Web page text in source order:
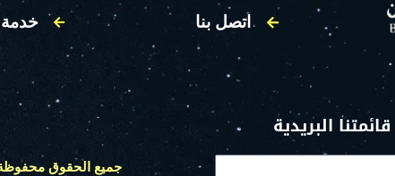
اتصل بنا
خدمة
البريدية
جميع الحقوق